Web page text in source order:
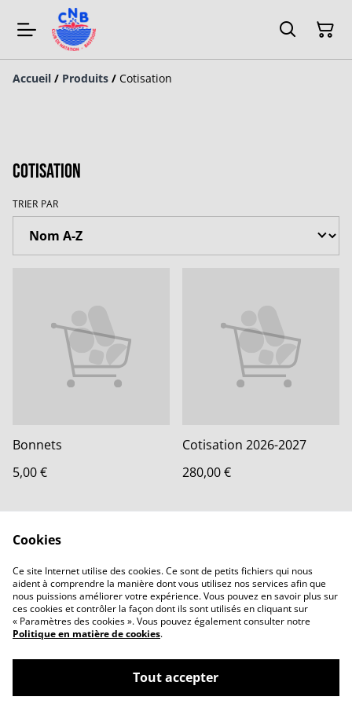
Accueil / Produits / Cotisation
Cotisation
TRIER PAR
Bonnets
5,00 €
Cotisation 2026-2027
280,00 €
Contactez-nous
Conditions
Politique de
confidentialité
Politique de cookies
Cookies
Ce site Internet utilise des cookies. Ce sont de petits fichiers qui nous
aident à comprendre la manière dont vous utilisez nos services afin que
nous puissions améliorer votre expérience. Vous pouvez en savoir plus sur
ces cookies et contrôler la façon dont ils sont utilisés en cliquant sur
« Paramètres des cookies ». Vous pouvez également consulter notre
Politique en matière de cookies.
Tout accepter